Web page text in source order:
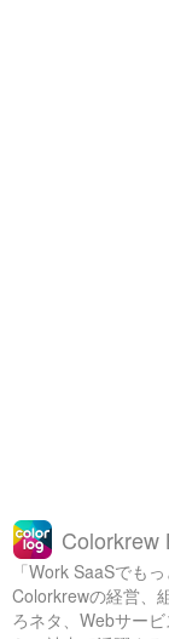
Colorkrew
「Work SaaSでも
Colorkrewの経営、
ろネタ、Webサー